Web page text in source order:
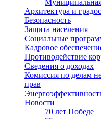
Архитектура и
Безопасность
Защита населения
Социальные
Кадровое
Противодействие
Сведения о доходах
Комиссия по делам
прав
Новости
70 лет Победе